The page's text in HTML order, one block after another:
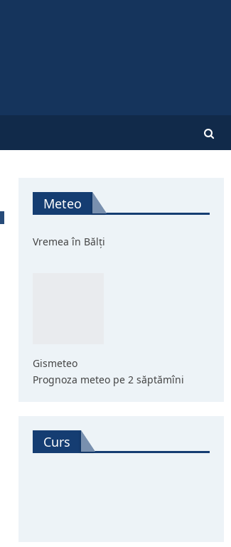
Meteo
Vremea în Bălți
Gismeteo
Prognoza meteo pe 2 săptămîni
Curs